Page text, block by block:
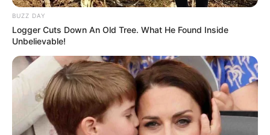
BUZZ DAY
Logger Cuts Down An Old Tree. What He Found Inside
Unbelievable!